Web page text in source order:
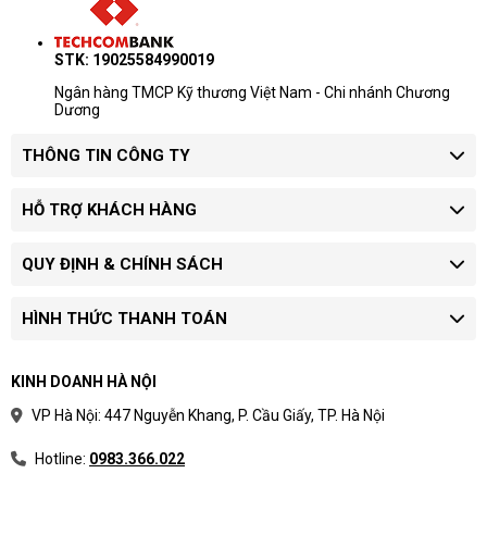
STK: 19025584990019
Ngân hàng TMCP Kỹ thương Việt Nam - Chi nhánh Chương
Dương
THÔNG TIN CÔNG TY
HỖ TRỢ KHÁCH HÀNG
QUY ĐỊNH & CHÍNH SÁCH
HÌNH THỨC THANH TOÁN
KINH DOANH HÀ NỘI
VP Hà Nội: 447 Nguyễn Khang, P. Cầu Giấy, TP. Hà Nội
Hotline: 0983.366.022